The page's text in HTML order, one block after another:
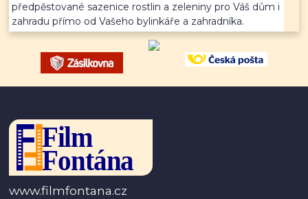
předpěstované sazenice rostlin a zeleniny pro Váš dům i
zahradu přímo od Vašeho bylinkáře a zahradníka.
www.filmfontana.cz